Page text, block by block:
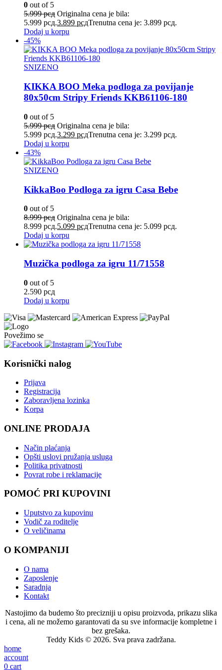
0 out of 5
5.999рсд Originalna cena je bila:
5.999 рсд.3.899 рсдTrenutna cena je: 3.899 рсд.
Dodaj u korpu
-45%
SNIZENO
KIKKA BOO Meka podloga za povijanje
80x50cm Stripy Friends KKB61106-180
0 out of 5
5.999рсд Originalna cena je bila:
5.999 рсд.3.299 рсдTrenutna cena je: 3.299 рсд.
Dodaj u korpu
-43%
SNIZENO
KikkaBoo Podloga za igru Casa Bebe
0 out of 5
8.999рсд Originalna cena je bila:
8.999 рсд.5.099 рсдTrenutna cena je: 5.099 рсд.
Dodaj u korpu
Muzička podloga za igru 11/71558
0 out of 5
2.590 рсд
Dodaj u korpu
Povežimo se
Korisnički nalog
Prijava
Registracija
Zaboravljena lozinka
Korpa
ONLINE PRODAJA
Način plaćanja
Opšti uslovi pružanja usluga
Politika privatnosti
Povrat robe i reklamacije
POMOĆ PRI KUPOVINI
Uputstvo za kupovinu
Vodič za roditelje
O veličinama
O KOMPANIJI
O nama
Zaposlenje
Saradnja
Kontakt
Nastojimo da budemo što precizniji u opisu proizvoda, prikazu slika
i cena, ali ne možemo garantovati da su sve informacije kompletne i
bez grešaka.
Teddy Kids © 2026. Sva prava zadržana.
home
account
0 cart